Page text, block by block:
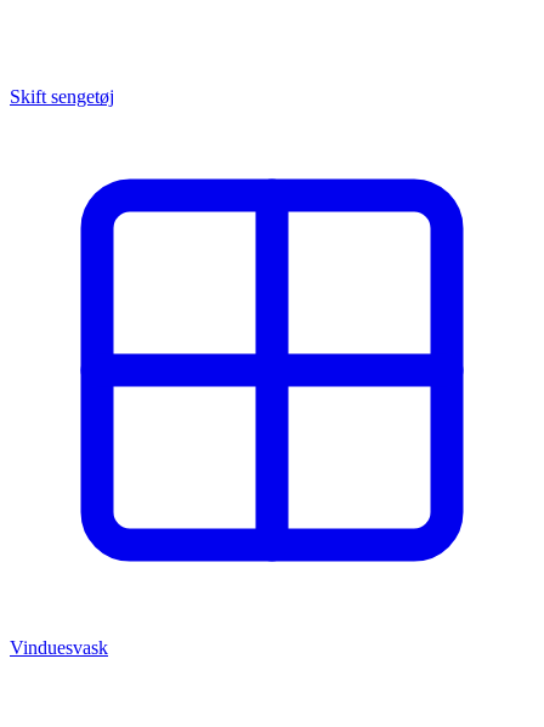
Skift sengetøj
Vinduesvask